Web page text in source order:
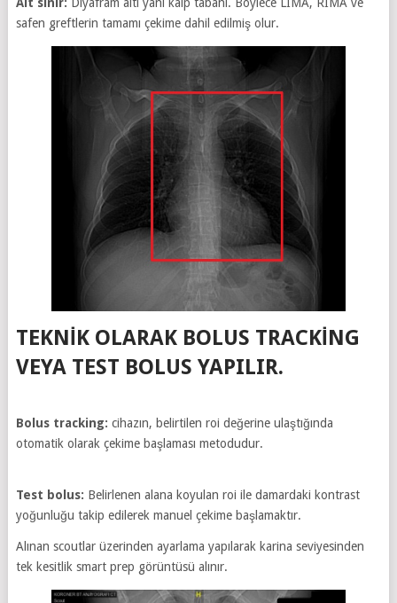
safen greftlerin tamamı çekime dahil edilmiş olur.
TEKNIK OLARAK BOLUS TRACKING
VEYA TEST BOLUS YAPILIR.
Bolus tracking: cihazın, belirtilen roi değerine ulaştığında
otomatik olarak çekime başlaması metodudur.
Test bolus: Belirlenen alana koyulan roi ile damardaki kontrast
yoğunluğu takip edilerek manuel çekime başlamaktır.
Alınan scoutlar üzerinden ayarlama yapılarak karina seviyesinden
tek kesitlik smart prep görüntüsü alınır.